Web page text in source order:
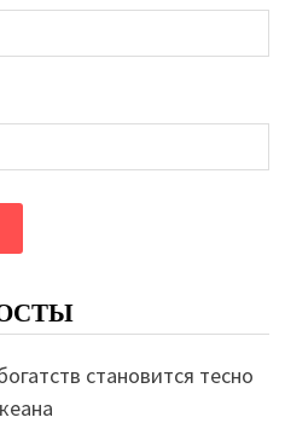
становится тесно